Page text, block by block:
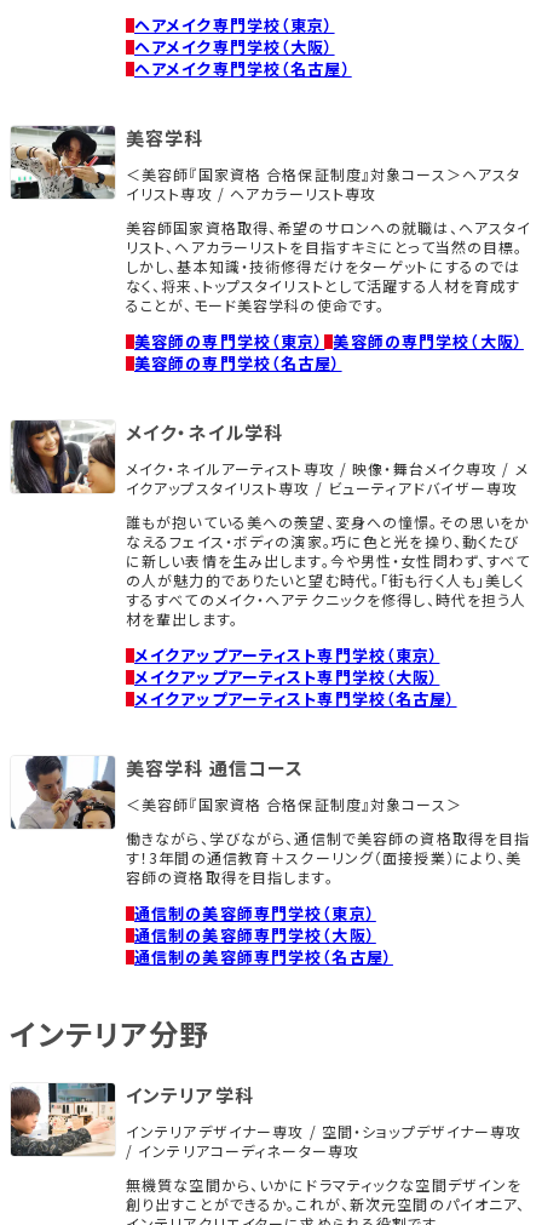
ヘアメイク専門学校（東京）
ヘアメイク専門学校（大阪）
ヘアメイク専門学校（名古屋）
美容学科
＜美容師『国家資格 合格保証制度』対象コース＞ヘアスタ
イリスト専攻 / ヘアカラーリスト専攻
美容師国家資格取得、希望のサロンへの就職は、ヘアスタイ
リスト、ヘアカラーリストを目指すキミにとって当然の目標。
しかし、基本知識・技術修得だけをターゲットにするのでは
なく、将来、トップスタイリストとして活躍する人材を育成す
ることが、モード美容学科の使命です。
美容師の専門学校（東京） 美容師の専門学校（大阪）
美容師の専門学校（名古屋）
メイク・ネイル学科
メイク・ネイルアーティスト専攻 / 映像・舞台メイク専攻 / メ
イクアップスタイリスト専攻 / ビューティアドバイザー専攻
誰もが抱いている美への羨望、変身への憧憬。その思いをか
なえるフェイス・ボディの演家。巧に色と光を操り、動くたび
に新しい表情を生み出します。今や男性・女性問わず、すべて
の人が魅力的でありたいと望む時代。「街も行く人も」美しく
するすべてのメイク・ヘアテクニックを修得し、時代を担う人
材を輩出します。
メイクアップアーティスト専門学校（東京）
メイクアップアーティスト専門学校（大阪）
メイクアップアーティスト専門学校（名古屋）
美容学科 通信コース
＜美容師『国家資格 合格保証制度』対象コース＞
働きながら、学びながら、通信制で美容師の資格取得を目指
す！3年間の通信教育＋スクーリング（面接授業）により、美
容師の資格取得を目指します。
通信制の美容師専門学校（東京）
通信制の美容師専門学校（大阪）
通信制の美容師専門学校（名古屋）
インテリア分野
インテリア学科
インテリアデザイナー専攻 / 空間・ショップデザイナー専攻
/ インテリアコーディネーター専攻
無機質な空間から、いかにドラマティックな空間デザインを
創り出すことができるか。これが、新次元空間のパイオニア、